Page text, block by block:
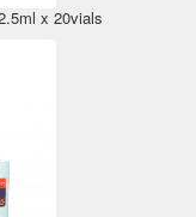
x 20vials